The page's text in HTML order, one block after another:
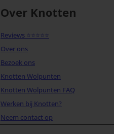
Over Knotten
Reviews ⭐⭐⭐⭐⭐
Over ons
Bezoek ons
Knotten Wolpunten
Knotten Wolpunten FAQ
Werken bij Knotten?
Neem contact op